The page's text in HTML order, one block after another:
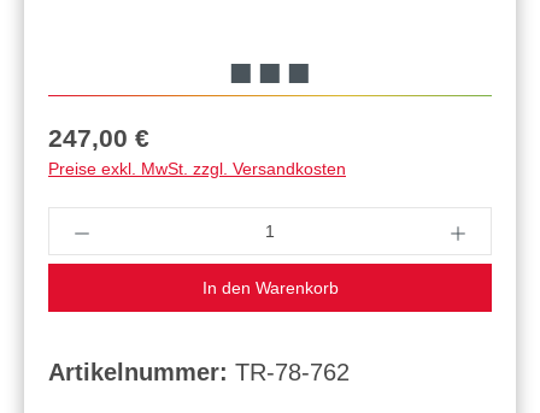
Regulärer Preis:
247,00 €
Preise exkl. MwSt. zzgl. Versandkosten
Produkt Anzahl: Gib den gewünschten Wert
In den Warenkorb
Artikelnummer: TR-78-762